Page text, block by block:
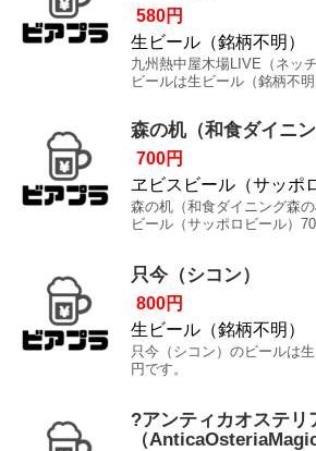
580円
生ビール（銘柄不明）
九州熱中屋木場LIVE（ネッ
ビールは生ビール（銘柄不明
森の机（和食ダイニン
700円
ヱビスビール（サッポ
森の机（和食ダイニング森
ビール（サッポロビール）
只今（シコン）
800円
生ビール（銘柄不明）
只今（シコン）のビールは
円です。
?アンティカオステリ
（